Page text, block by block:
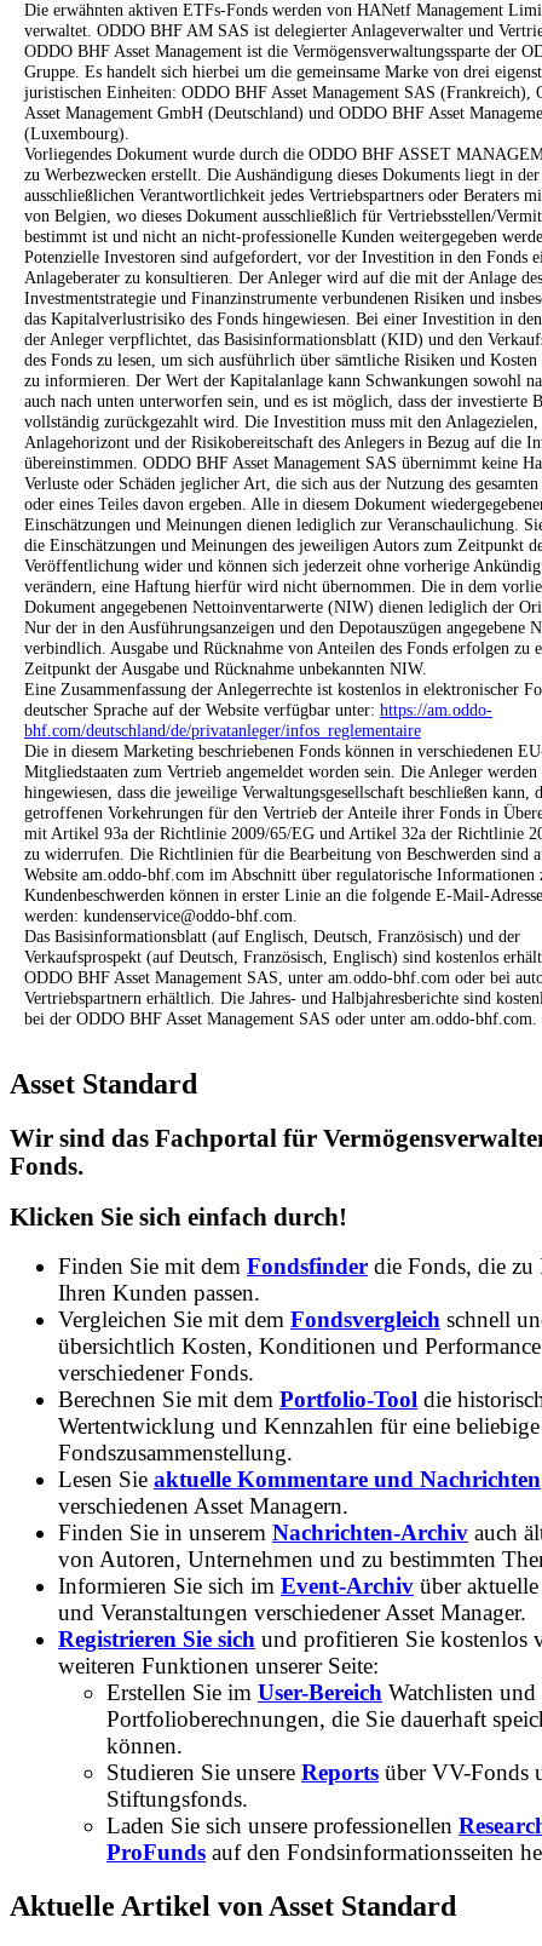
Die erwähnten aktiven ETFs-Fonds werden von HANetf Management
verwaltet. ODDO BHF AM SAS ist delegierter Anlageverwalter und
ODDO BHF Asset Management ist die Vermögensverwaltungssparte der
Gruppe. Es handelt sich hierbei um die gemeinsame Marke von drei
juristischen Einheiten: ODDO BHF Asset Management SAS (Frankreich),
Asset Management GmbH (Deutschland) und ODDO BHF Asset
(Luxembourg).
Vorliegendes Dokument wurde durch die ODDO BHF ASSET
zu Werbezwecken erstellt. Die Aushändigung dieses Dokuments liegt in der
ausschließlichen Verantwortlichkeit jedes Vertriebspartners oder Beraters
von Belgien, wo dieses Dokument ausschließlich für Vertriebsstellen/
bestimmt ist und nicht an nicht-professionelle Kunden weitergegeben
Potenzielle Investoren sind aufgefordert, vor der Investition in den Fonds
Anlageberater zu konsultieren. Der Anleger wird auf die mit der Anlage
Investmentstrategie und Finanzinstrumente verbundenen Risiken und
das Kapitalverlustrisiko des Fonds hingewiesen. Bei einer Investition in
der Anleger verpflichtet, das Basisinformationsblatt (KID) und den
des Fonds zu lesen, um sich ausführlich über sämtliche Risiken und Kosten
zu informieren. Der Wert der Kapitalanlage kann Schwankungen sowohl
auch nach unten unterworfen sein, und es ist möglich, dass der investierte
vollständig zurückgezahlt wird. Die Investition muss mit den Anlagezielen,
Anlagehorizont und der Risikobereitschaft des Anlegers in Bezug auf die
übereinstimmen. ODDO BHF Asset Management SAS übernimmt keine
Verluste oder Schäden jeglicher Art, die sich aus der Nutzung des
oder eines Teiles davon ergeben. Alle in diesem Dokument
Einschätzungen und Meinungen dienen lediglich zur Veranschaulichung.
die Einschätzungen und Meinungen des jeweiligen Autors zum Zeitpunkt
Veröffentlichung wider und können sich jederzeit ohne vorherige
verändern, eine Haftung hierfür wird nicht übernommen. Die in dem
Dokument angegebenen Nettoinventarwerte (NIW) dienen lediglich der
Nur der in den Ausführungsanzeigen und den Depotauszügen angegebene
verbindlich. Ausgabe und Rücknahme von Anteilen des Fonds erfolgen zu
Zeitpunkt der Ausgabe und Rücknahme unbekannten NIW.
Eine Zusammenfassung der Anlegerrechte ist kostenlos in elektronischer
deutscher Sprache auf der Website verfügbar unter: https://am.oddo-
bhf.com/deutschland/de/privatanleger/infos_reglementaire
Die in diesem Marketing beschriebenen Fonds können in verschiedenen
Mitgliedstaaten zum Vertrieb angemeldet worden sein. Die Anleger werden
hingewiesen, dass die jeweilige Verwaltungsgesellschaft beschließen kann,
getroffenen Vorkehrungen für den Vertrieb der Anteile ihrer Fonds in
mit Artikel 93a der Richtlinie 2009/65/EG und Artikel 32a der Richtlinie
zu widerrufen. Die Richtlinien für die Bearbeitung von Beschwerden sind
Website am.oddo-bhf.com im Abschnitt über regulatorische Informationen
Kundenbeschwerden können in erster Linie an die folgende E-Mail-
werden: kundenservice@oddo-bhf.com.
Das Basisinformationsblatt (auf Englisch, Deutsch, Französisch) und der
Verkaufsprospekt (auf Deutsch, Französisch, Englisch) sind kostenlos
ODDO BHF Asset Management SAS, unter am.oddo-bhf.com oder bei
Vertriebspartnern erhältlich. Die Jahres- und Halbjahresberichte sind
bei der ODDO BHF Asset Management SAS oder unter am.oddo-bhf.com.
Asset Standard
Wir sind das Fachportal für
Fonds.
Klicken Sie sich einfach durch!
Finden Sie mit dem Fondsfinder die Fonds, die zu
Ihren Kunden passen.
Vergleichen Sie mit dem Fondsvergleich schnell
übersichtlich Kosten, Konditionen und Performance
verschiedener Fonds.
Berechnen Sie mit dem Portfolio-Tool die
Wertentwicklung und Kennzahlen für eine beliebige
Fondszusammenstellung.
Lesen Sie aktuelle Kommentare und Nachrichten
verschiedenen Asset Managern.
Finden Sie in unserem Nachrichten-Archiv auch
von Autoren, Unternehmen und zu bestimmten
Informieren Sie sich im Event-Archiv über
und Veranstaltungen verschiedener Asset Manager.
Registrieren Sie sich und profitieren Sie kostenlos
weiteren Funktionen unserer Seite:
Erstellen Sie im User-Bereich Watchlisten und
Portfolioberechnungen, die Sie dauerhaft
können.
Studieren Sie unsere Reports über VV-Fonds
Stiftungsfonds.
Laden Sie sich unsere professionellen
ProFunds auf den Fondsinformationsseiten
Aktuelle Artikel von Asset Standard